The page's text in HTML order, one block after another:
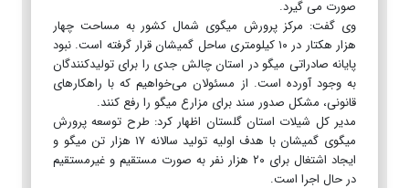
صورت می گیرد.
وی گفت: مرکز پرورش میگوی شمال کشور به مساحت چهار
هزار هکتار در ۱۰ کیلومتری ساحل گمیشان قرار گرفته است. نبود
پایانه صادراتی میگو در استان چالش جدی را برای تولیدکنندگان
به وجود آورده است. از مسئولان می‌خواهیم که با راهکارهای
قانونی، مشکل صدور سند برای مزارع میگو را رفع کنند.
مدیر کل شیلات استان گلستان اظهار کرد: طرح توسعه پرورش
میگوی گمیشان با هدف اولیه تولید سالانه ۱۷ هزار تن میگو و
ایجاد اشتغال برای ۲۰ هزار نفر به صورت مستقیم و غیرمستقیم
در حال اجرا است.